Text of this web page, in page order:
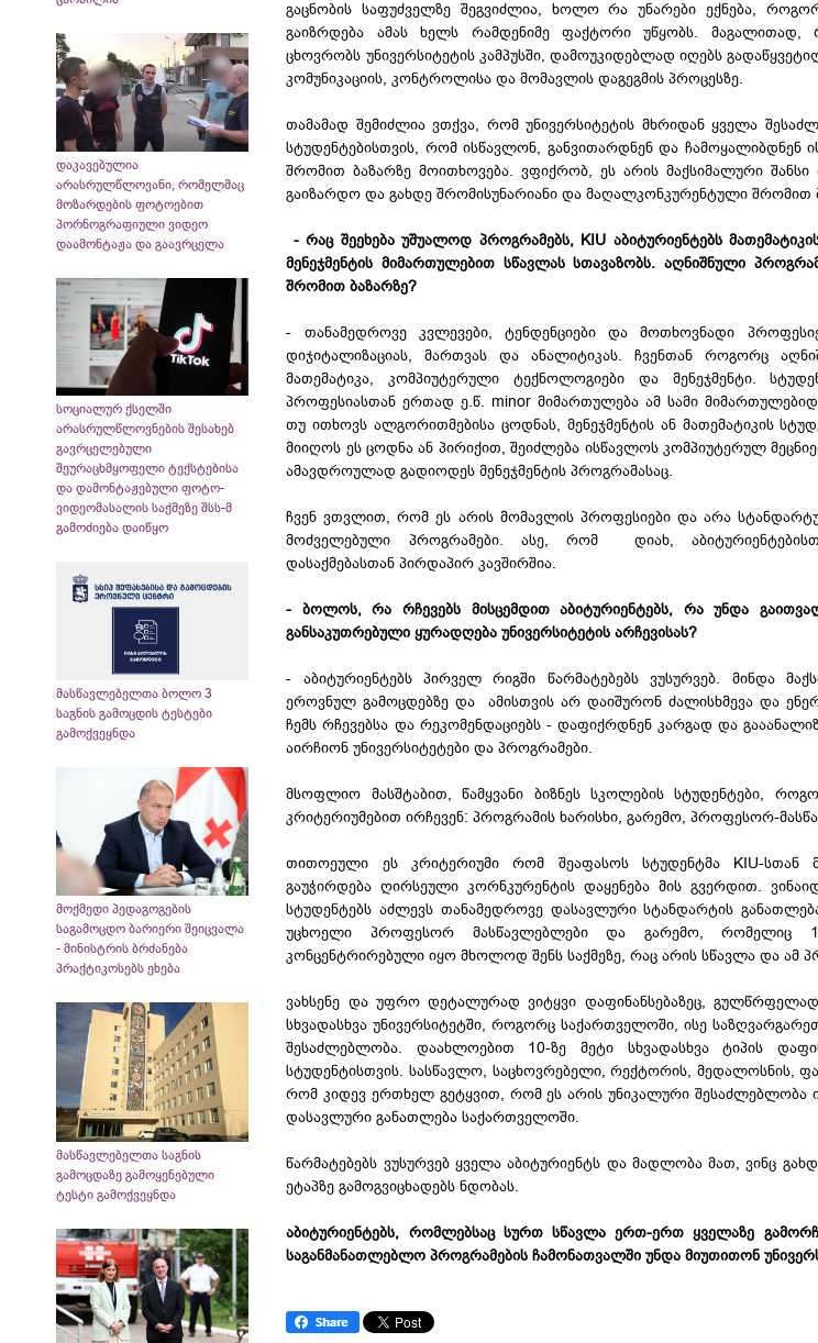
დაკავებულია
არასრულწლოვანი, რომელმაც
მოზარდების ფოტოებით
პორნოგრაფიული ვიდეო
დაამონტაჟა და გაავრცელა
სოციალურ ქსელში
არასრულწლოვნების შესახებ
გავრცელებული
შეურაცხმყოფელი ტექსტებისა
და დამონტაჟებული ფოტო-
ვიდეომასალის საქმეზე შსს-მ
გამოძიება დაიწყო
მასწავლებელთა ბოლო 3
საგნის გამოცდის ტესტები
გამოქვეყნდა
მოქმედი პედაგოგების
საგამოცდო ბარიერი შეიცვალა
- მინისტრის ბრძანება
პრაქტიკოსებს ეხება
მასწავლებელთა საგნის
გამოცდაზე გამოყენებული
ტესტი გამოქვეყნდა
გაცნობის საფუძველზე შეგვიძლია, ხოლო რა უნარები ექნება,
გაიზრდება ამას ხელს რამდენიმე ფაქტორი უწყობს. მაგალითად,
ცხოვრობს უნივერსიტეტის კამპუსში, დამოუკიდებლად იღებს
კომუნიკაციის, კონტროლისა და მომავლის დაგეგმის პროცესზე.
თამამად შემიძლია ვთქვა, რომ უნივერსიტეტის მხრიდან ყველა
სტუდენტებისთვის, რომ ისწავლონ, განვითარდნენ და
შრომით ბაზარზე მოითხოვება. ვფიქრობ, ეს არის მაქსიმალური
გაიზარდო და გახდე შრომისუნარიანი და მაღალკონკურენტული შრომით
- რაც შეეხება უშუალოდ პროგრამებს, KIU აბიტურიენტებს
მენეჯმენტის მიმართულებით სწავლას სთავაზობს. აღნიშნული
შრომით ბაზარზე?
- თანამედროვე კვლევები, ტენდენციები და მოთხოვნადი
დიჯიტალიზაციას, მართვას და ანალიტიკას. ჩვენთან როგორც
მათემატიკა, კომპიუტერული ტექნოლოგიები და მენეჯმენტი.
პროფესიასთან ერთად ე.წ. minor მიმართულება ამ სამი
თუ ითხოვს ალგორითმებისა ცოდნას, მენეჯმენტის ან მათემატიკის
მიიღოს ეს ცოდნა ან პირიქით, შეიძლება ისწავლოს კომპიუტერულ
ამავდროულად გადიოდეს მენეჯმენტის პროგრამასაც.
ჩვენ ვთვლით, რომ ეს არის მომავლის პროფესიები და არა
მოძველებული პროგრამები. ასე, რომ დიახ,
დასაქმებასთან პირდაპირ კავშირშია.
- ბოლოს, რა რჩევებს მისცემდით აბიტურიენტებს, რა უნდა
განსაკუთრებული ყურადღება უნივერსიტეტის არჩევისას?
- აბიტურიენტებს პირველ რიგში წარმატებებს ვუსურვებ. მინდა
ეროვნულ გამოცდებზე და ამისთვის არ დაიშურონ ძალისხმევა და
ჩემს რჩევებსა და რეკომენდაციებს - დაფიქრდნენ კარგად და
აირჩიონ უნივერსიტეტები და პროგრამები.
მსოფლიო მასშტაბით, წამყვანი ბიზნეს სკოლების სტუდენტები,
კრიტერიუმებით ირჩევენ: პროგრამის ხარისხი, გარემო, პროფესორ-
თითოეული ეს კრიტერიუმი რომ შეაფასოს სტუდენტმა KIU-სთან
გაუჭირდება ღირსეული კორნკურენტის დაყენება მის გვერდით.
სტუდენტებს აძლევს თანამედროვე დასავლური სტანდარტის
უცხოელი პროფესორ მასწავლებლები და გარემო, რომელიც
კონცენტრირებული იყო მხოლოდ შენს საქმეზე, რაც არის სწავლა და ამ
ვახსენე და უფრო დეტალურად ვიტყვი დაფინანსებაზეც,
სხვადასხვა უნივერსიტეტში, როგორც საქართველოში, ისე
შესაძლებლობა. დაახლოებით 10-ზე მეტი სხვადასხვა ტიპის
სტუდენტისთვის. სასწავლო, საცხოვრებელი, რექტორის, მედალოსნის,
რომ კიდევ ერთხელ გეტყვით, რომ ეს არის უნიკალური შესაძლებლობა
დასავლური განათლება საქართველოში.
წარმატებებს ვუსურვებ ყველა აბიტურიენტს და მადლობა მათ, ვინც
ეტაპზე გამოგვიცხადებს ნდობას.
აბიტურიენტებს, რომლებსაც სურთ სწავლა ერთ-ერთ ყველაზე
საგანმანათლებლო პროგრამების ჩამონათვალში უნდა მიუთითონ